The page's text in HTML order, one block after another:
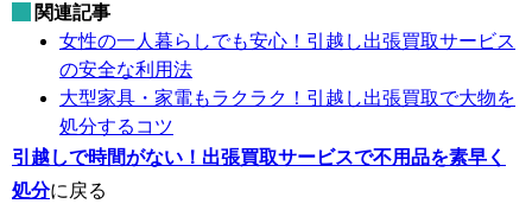
関連記事
女性の一人暮らしでも安心！引越し出張買取サービス
の安全な利用法
大型家具・家電もラクラク！引越し出張買取で大物を
処分するコツ
引越しで時間がない！出張買取サービスで不用品を素早く
処分に戻る